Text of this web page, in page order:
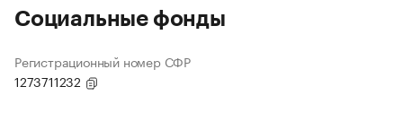
Социальные фонды
Регистрационный номер СФР
1273711232